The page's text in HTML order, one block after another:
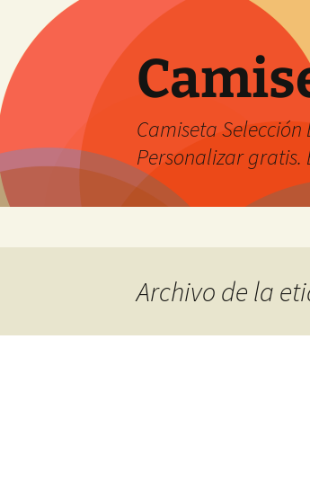
Camiseta
Personalizar gratis.
Archivo de la